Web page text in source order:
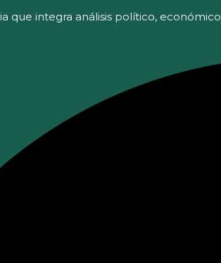
que integra análisis político,